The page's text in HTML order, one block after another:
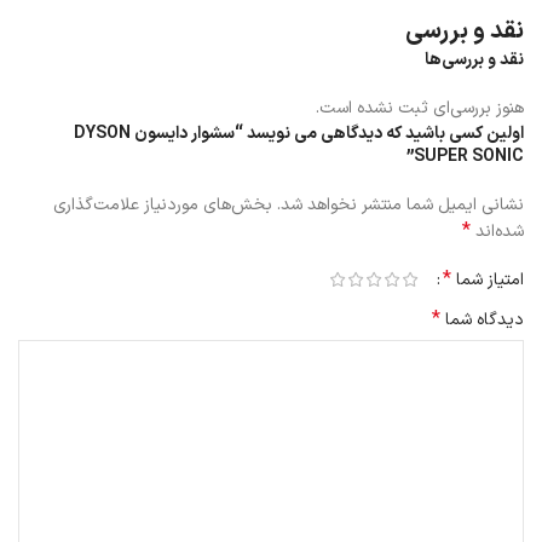
کمک کند زیرا گرمای شدید می تواند درخشندگی را کاهش دهد.
نقد و بررسی
نقد و بررسی‌ها
هنوز بررسی‌ای ثبت نشده است.
اولین کسی باشید که دیدگاهی می نویسد “سشوار دایسون DYSON
SUPER SONIC”
نشانی ایمیل شما منتشر نخواهد شد. بخش‌های موردنیاز علامت‌گذاری
شده‌اند*
امتیاز شما*
دیدگاه شما*